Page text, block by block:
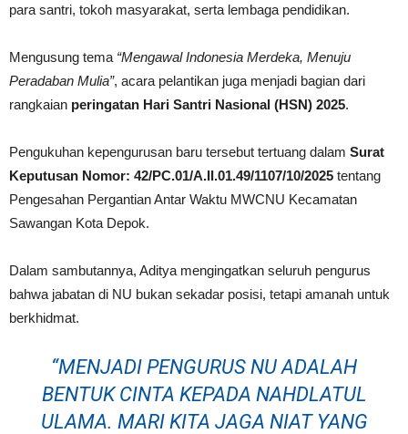
para santri, tokoh masyarakat, serta lembaga pendidikan.
Mengusung tema “Mengawal Indonesia Merdeka, Menuju
Peradaban Mulia”, acara pelantikan juga menjadi bagian dari
rangkaian peringatan Hari Santri Nasional (HSN) 2025.
Pengukuhan kepengurusan baru tersebut tertuang dalam Surat
Keputusan Nomor: 42/PC.01/A.II.01.49/1107/10/2025 tentang
Pengesahan Pergantian Antar Waktu MWCNU Kecamatan
Sawangan Kota Depok.
Dalam sambutannya, Aditya mengingatkan seluruh pengurus
bahwa jabatan di NU bukan sekadar posisi, tetapi amanah untuk
berkhidmat.
“MENJADI PENGURUS NU ADALAH
BENTUK CINTA KEPADA NAHDLATUL
ULAMA. MARI KITA JAGA NIAT YANG